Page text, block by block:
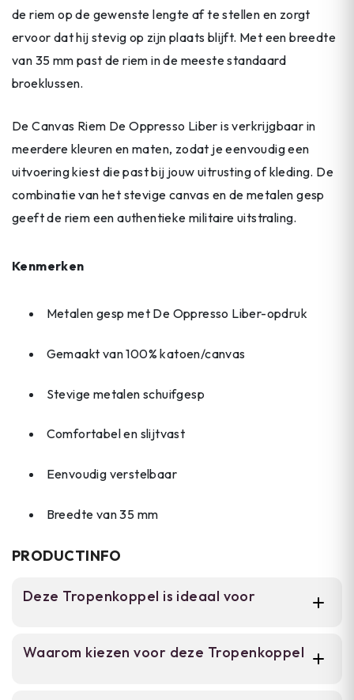
de riem op de gewenste lengte af te stellen en zorgt
ervoor dat hij stevig op zijn plaats blijft. Met een breedte
van 35 mm past de riem in de meeste standaard
broeklussen.
De Canvas Riem De Oppresso Liber is verkrijgbaar in
meerdere kleuren en maten, zodat je eenvoudig een
uitvoering kiest die past bij jouw uitrusting of kleding. De
combinatie van het stevige canvas en de metalen gesp
geeft de riem een authentieke militaire uitstraling.
Kenmerken
Metalen gesp met De Oppresso Liber-opdruk
Gemaakt van 100% katoen/canvas
Stevige metalen schuifgesp
Comfortabel en slijtvast
Eenvoudig verstelbaar
Breedte van 35 mm
PRODUCTINFO
Deze Tropenkoppel is ideaal voor
tactische werkzaamheden of kamperen
Waarom kiezen voor deze Tropenkoppel